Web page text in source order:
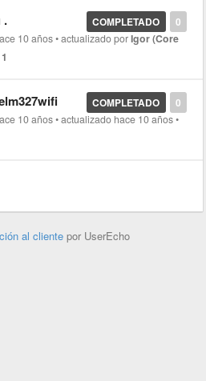
0
COMPLETADO
.
10 años•actualizado porIgor (Core
1
0
COMPLETADO
10 años•actualizado hace 10 años•
al cliente por UserEcho